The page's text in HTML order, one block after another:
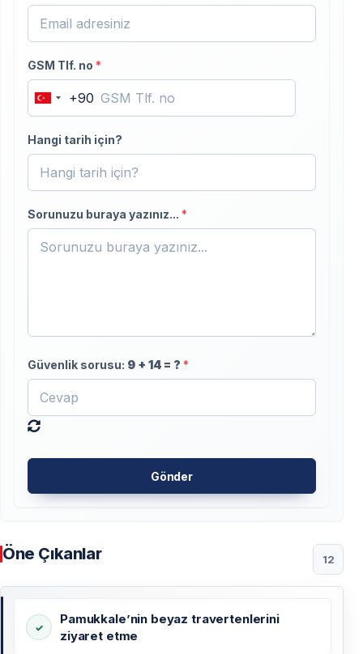
GSM Tlf. no *
Turkey
+90
+90
Hangi tarih için?
Sorunuzu buraya yazınız... *
Güvenlik sorusu: 9 + 14 = ? *
Gönder
Öne Çıkanlar 12
Pamukkale’nin beyaz travertenlerini
ziyaret etme